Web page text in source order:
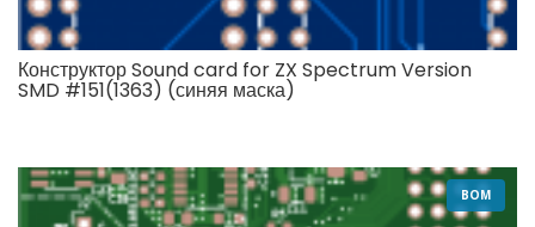
Конструктор Sound card for ZX Spectrum Version
SMD #151(1363) (синяя маска)
BOM